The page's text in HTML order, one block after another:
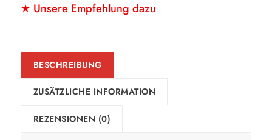
★ Unsere Empfehlung dazu
BESCHREIBUNG
ZUSÄTZLICHE INFORMATION
REZENSIONEN (0)